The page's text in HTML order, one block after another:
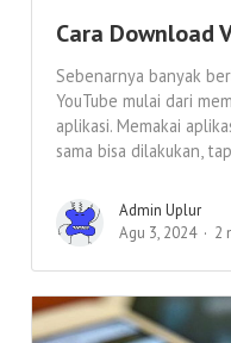
Cara Download
Sebenarnya banyak
YouTube mulai dari
aplikasi. Memakai
sama bisa dilakukan,
Admin Uplur
Agu 3, 2024
2